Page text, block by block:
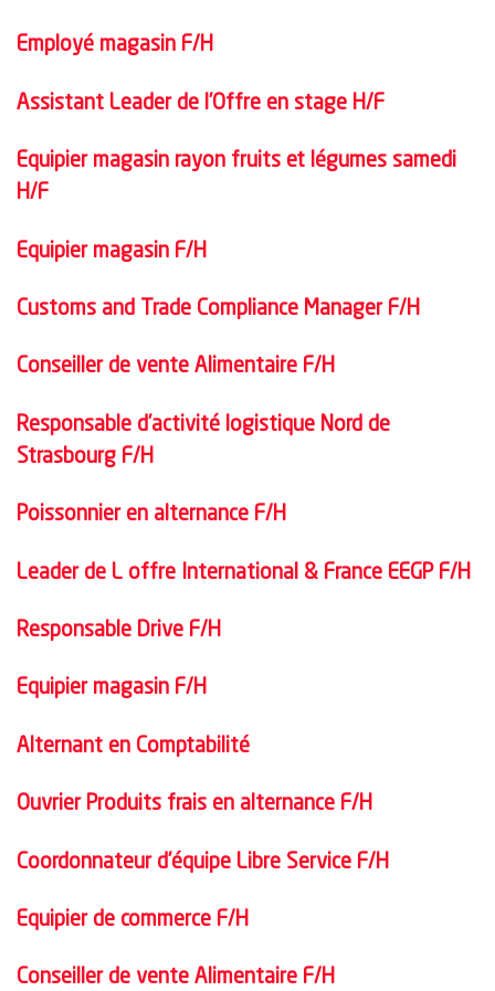
Employé magasin F/H
Assistant Leader de l’Offre en stage H/F
Equipier magasin rayon fruits et légumes samedi
H/F
Equipier magasin F/H
Customs and Trade Compliance Manager F/H
Conseiller de vente Alimentaire F/H
Responsable d’activité logistique Nord de
Strasbourg F/H
Poissonnier en alternance F/H
Leader de L offre International & France EEGP F/H
Responsable Drive F/H
Equipier magasin F/H
Alternant en Comptabilité
Ouvrier Produits frais en alternance F/H
Coordonnateur d’équipe Libre Service F/H
Equipier de commerce F/H
Conseiller de vente Alimentaire F/H